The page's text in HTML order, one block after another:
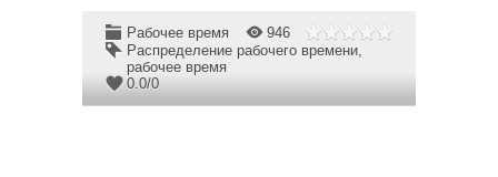
Рабочее время
946
Распределение рабочего времени,
рабочее время
0.0/0